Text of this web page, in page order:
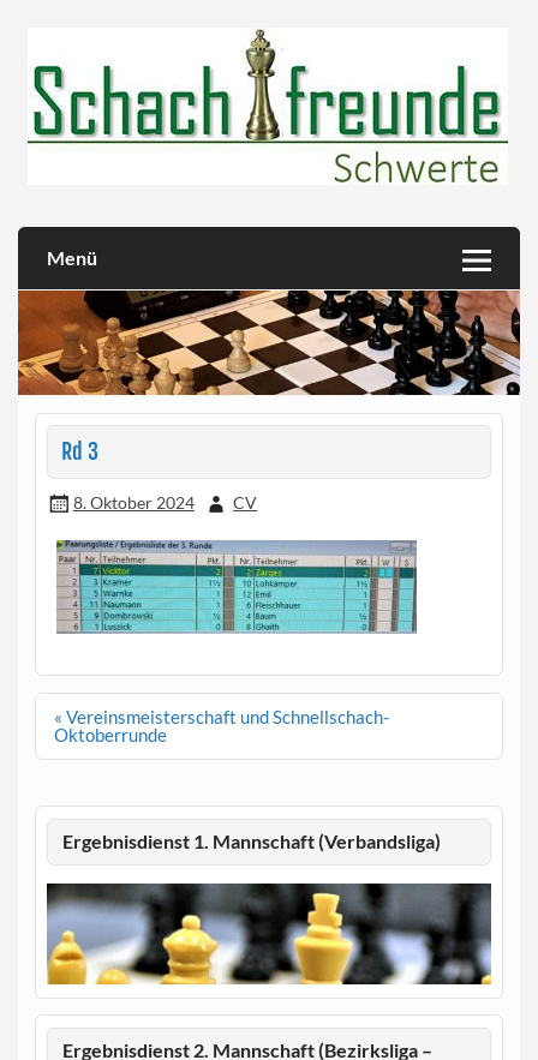
Menü
Rd 3
8. Oktober 2024 CV
Beitragsnavigation
« Vereinsmeisterschaft und Schnellschach-
Oktoberrunde
Ergebnisdienst 1. Mannschaft (Verbandsliga)
Ergebnisdienst 2. Mannschaft (Bezirksliga –